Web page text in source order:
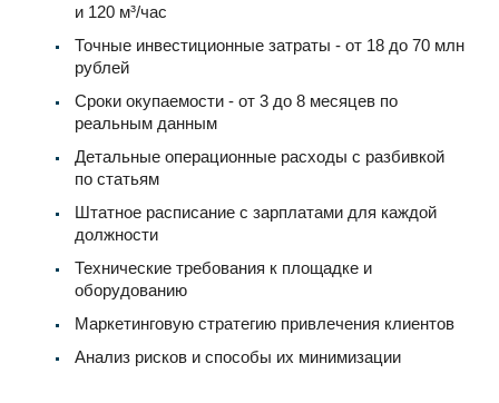
и 120 м³/час
Точные инвестиционные затраты - от 18 до 70 млн
рублей
Сроки окупаемости - от 3 до 8 месяцев по
реальным данным
Детальные операционные расходы с разбивкой
по статьям
Штатное расписание с зарплатами для каждой
должности
Технические требования к площадке и
оборудованию
Маркетинговую стратегию привлечения клиентов
Анализ рисков и способы их минимизации